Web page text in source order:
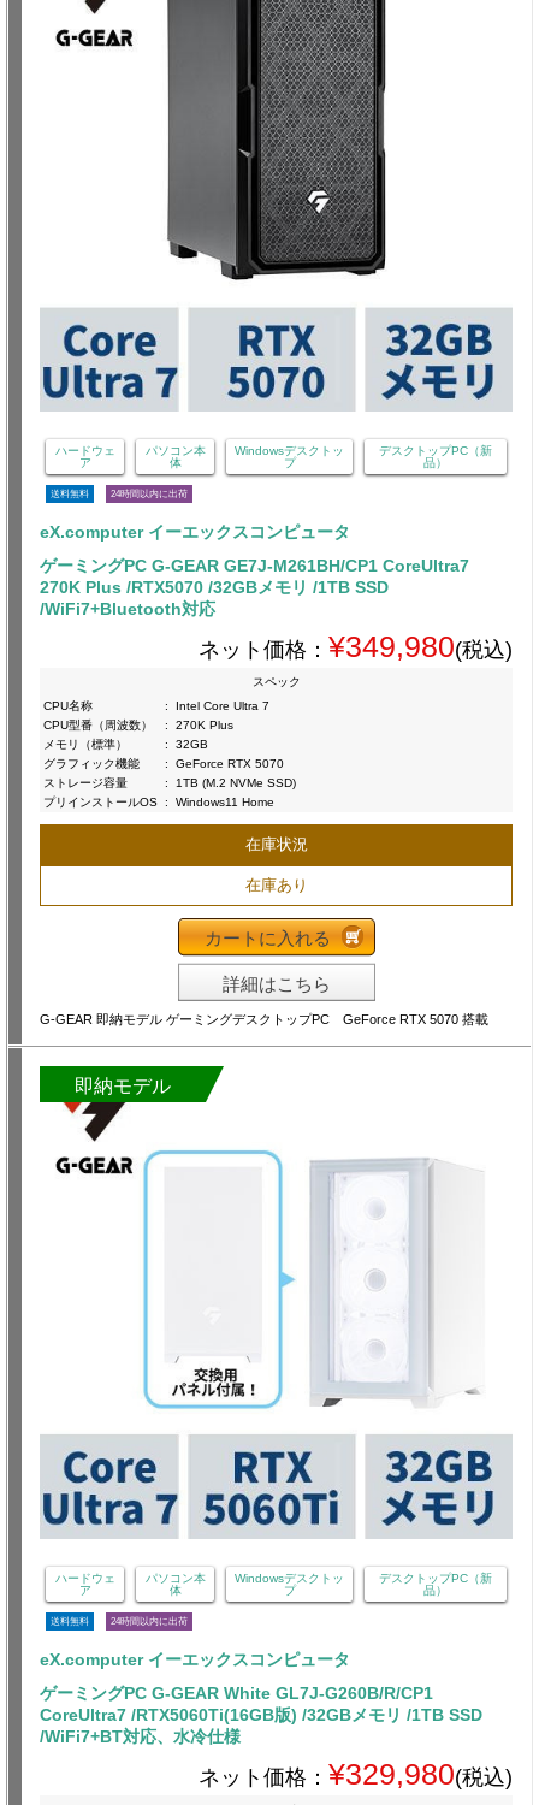
ハードウェ
ア
パソコン本
体
Windowsデスクトッ
プ
デスクトップPC（新
品）
送料無料 24時間以内に出荷
eX.computer イーエックスコンピュータ
ゲーミングPC G-GEAR GE7J-M261BH/CP1 CoreUltra7
270K Plus /RTX5070 /32GBメモリ /1TB SSD
/WiFi7+Bluetooth対応
ネット価格： ¥349,980(税込)
スペック
CPU名称
:
Intel Core Ultra 7
CPU型番（周波数）
:
270K Plus
メモリ（標準）
:
32GB
グラフィック機能
:
GeForce RTX 5070
ストレージ容量
:
1TB (M.2 NVMe SSD)
プリインストールOS : Windows11 Home
在庫状況
在庫あり
カートに入れる
詳細はこちら
G-GEAR 即納モデル ゲーミングデスクトップPC GeForce RTX 5070 搭載
即納モデル
ハードウェ
ア
パソコン本
体
Windowsデスクトッ
プ
デスクトップPC（新
品）
送料無料 24時間以内に出荷
eX.computer イーエックスコンピュータ
ゲーミングPC G-GEAR White GL7J-G260B/R/CP1
CoreUltra7 /RTX5060Ti(16GB版) /32GBメモリ /1TB SSD
/WiFi7+BT対応、水冷仕様
ネット価格： ¥329,980(税込)